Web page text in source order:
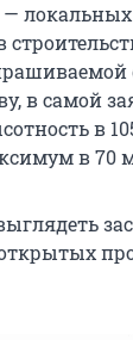
—
в самой
в
в 70